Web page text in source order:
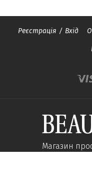
Реєстрація / Вхід
Магазин